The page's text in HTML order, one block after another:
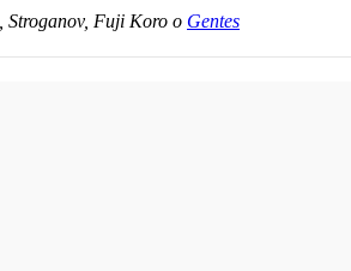
Stroganov, Fuji Koro o Gentes